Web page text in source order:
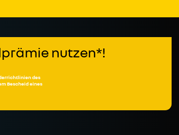
nutzen*!
des
Bescheid eines